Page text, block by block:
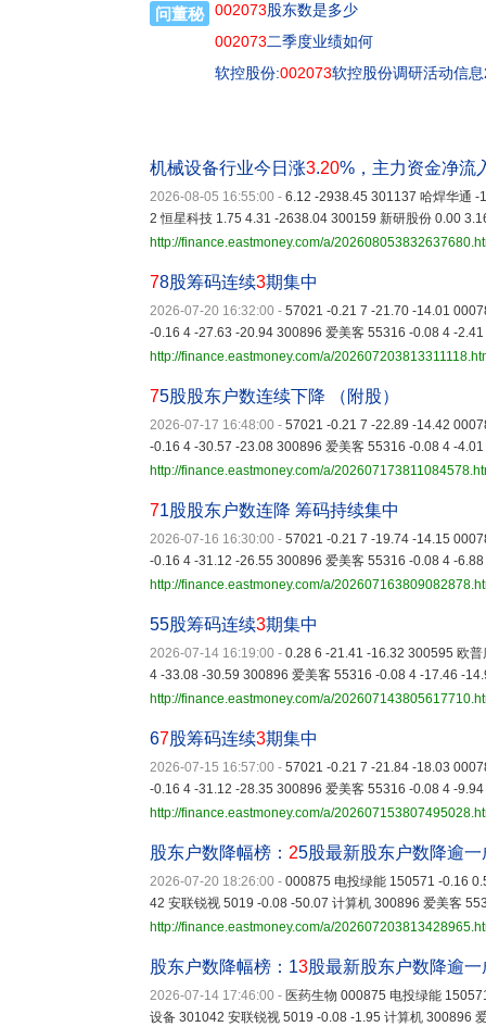
问董秘 002073股东数是多少
002073二季度业绩如何
软控股份:002073软控股份调研活动信
机械设备行业今日涨3.20%，主力资金净流
2026-08-05 16:55:00 - 6.12 -2938.45 301137 哈焊华通
2 恒星科技 1.75 4.31 -2638.04 300159 新研股份 0.00
http://finance.eastmoney.com/a/
78股筹码连续3期集中
2026-07-20 16:32:00 - 57021 -0.21 7 -21.70 -14.01
-0.16 4 -27.63 -20.94 300896 爱美客 55316 -0.08 4 -
http://finance.eastmoney.com/a/
75股股东户数连续下降 （附股）
2026-07-17 16:48:00 - 57021 -0.21 7 -22.89 -14.42
-0.16 4 -30.57 -23.08 300896 爱美客 55316 -0.08 4 -
http://finance.eastmoney.com/a/
71股股东户数连降 筹码持续集中
2026-07-16 16:30:00 - 57021 -0.21 7 -19.74 -14.15
-0.16 4 -31.12 -26.55 300896 爱美客 55316 -0.08 4 -
http://finance.eastmoney.com/a/
55股筹码连续3期集中
2026-07-14 16:19:00 - 0.28 6 -21.41 -16.32 300595 欧
4 -33.08 -30.59 300896 爱美客 55316 -0.08 4 -17.46 -
http://finance.eastmoney.com/a/
67股筹码连续3期集中
2026-07-15 16:57:00 - 57021 -0.21 7 -21.84 -18.03
-0.16 4 -31.12 -28.35 300896 爱美客 55316 -0.08 4 -
http://finance.eastmoney.com/a/
股东户数降幅榜： 25股最新股东户数降逾一
2026-07-20 18:26:00 - 000875 电投绿能 150571 -0.16
42 安联锐视 5019 -0.08 -50.07 计算机 300896 爱美客
http://finance.eastmoney.com/a/
股东户数降幅榜：13股最新股东户数降逾一
2026-07-14 17:46:00 - 医药生物 000875 电投绿能
设备 301042 安联锐视 5019 -0.08 -1.95 计算机 300896